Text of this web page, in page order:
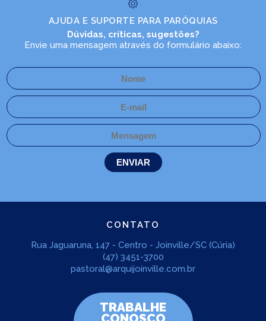
AJUDA E SUPORTE PARA PARÓQUIAS
Dúvidas, críticas, sugestões?
Envie uma mensagem através do formulário abaixo:
CONTATO
Rua Jaguaruna, 147 - Centro - Joinville/SC (Cúria)
(47) 3451-3700
pastoral@arquijoinville.com.br
TRABALHE